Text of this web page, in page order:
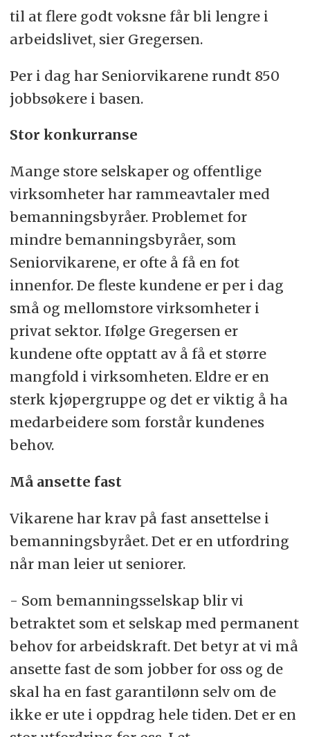
til at flere godt voksne får bli lengre i
arbeidslivet, sier Gregersen.
Per i dag har Seniorvikarene rundt 850
jobbsøkere i basen.
Stor konkurranse
Mange store selskaper og offentlige
virksomheter har rammeavtaler med
bemanningsbyråer. Problemet for
mindre bemanningsbyråer, som
Seniorvikarene, er ofte å få en fot
innenfor. De fleste kundene er per i dag
små og mellomstore virksomheter i
privat sektor. Ifølge Gregersen er
kundene ofte opptatt av å få et større
mangfold i virksomheten. Eldre er en
sterk kjøpergruppe og det er viktig å ha
medarbeidere som forstår kundenes
behov.
Må ansette fast
Vikarene har krav på fast ansettelse i
bemanningsbyrået. Det er en utfordring
når man leier ut seniorer.
- Som bemanningsselskap blir vi
betraktet som et selskap med permanent
behov for arbeidskraft. Det betyr at vi må
ansette fast de som jobber for oss og de
skal ha en fast garantilønn selv om de
ikke er ute i oppdrag hele tiden. Det er en